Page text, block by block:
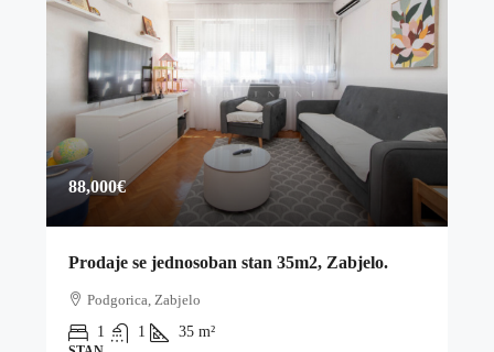
88,000€
Prodaje se jednosoban stan 35m2, Zabjelo.
Podgorica, Zabjelo
1
1 35 m²